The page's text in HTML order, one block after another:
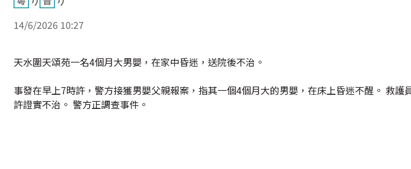
14/6/2026 10:27
天水圍天頌苑一名4個月大男嬰，在家中昏迷，送院後不治。
事發在早上7時許，警方接獲男嬰父親報案，指其一個4個月大的男嬰，在床上昏迷不醒。 救
許證實不治。 警方正調查事件。